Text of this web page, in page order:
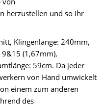
herzustellen und so Ihr
Klingenlänge: 240mm,
9&15 (1,67mm),
59cm. Da jeder
von Hand umwickelt
einem zum anderen
des